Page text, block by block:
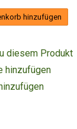
hinzufügen
diesem Produkt
hinzufügen